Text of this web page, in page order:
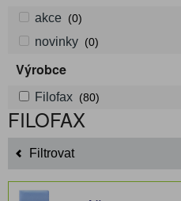
akce (0)
novinky (0)
Výrobce
Filofax (80)
FILOFAX
Filtrovat